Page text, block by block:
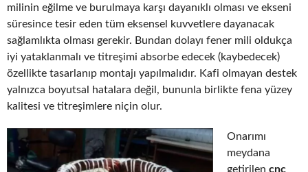
milinin eğilme ve burulmaya karşı dayanıklı olması ve ekseni
süresince tesir eden tüm eksensel kuvvetlere dayanacak
sağlamlıkta olması gerekir. Bundan dolayı fener mili oldukça
iyi yataklanmalı ve titreşimi absorbe edecek (kaybedecek)
özellikte tasarlanıp montajı yapılmalıdır. Kafi olmayan destek
yalnızca boyutsal hatalara değil, bununla birlikte fena yüzey
kalitesi ve titreşimlere niçin olur.
Onarımı
meydana
getirilen cnc